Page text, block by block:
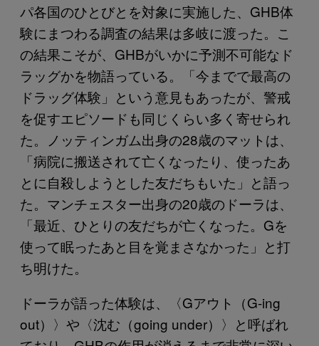
パ各国のひとびとを対象に実施した、GHB体
験にまつわる調査の結果は多岐に渡った。こ
の結果こそが、GHBがいかに予測不可能なド
ラッグかを物語っている。「今までで最高の
ドラッグ体験」という意見もあったが、警戒
を促すエピソードも同じくらい多く寄せられ
た。ノッティンガム出身の28歳のマットは、
「病院に搬送されて亡くなったり、使ったあ
とに自殺しようとした友だちもいた」と語っ
た。マンチェスター出身の20歳のドーラは、
「最近、ひとりの友だちが亡くなった。Gを
使って眠ったあと目を覚まさなかった」と打
ち明けた。
ドーラが語った体験は、〈Gアウト（G-ing
out）〉や〈沈む（going under）〉と呼ばれ